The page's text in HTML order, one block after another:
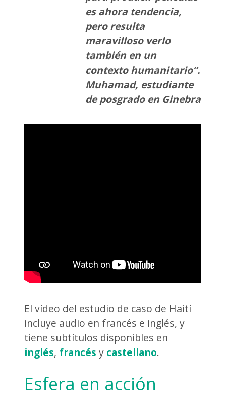
es ahora tendencia,
pero resulta
maravilloso verlo
también en un
contexto humanitario”.
Muhamad, estudiante
de posgrado en Ginebra
El vídeo del estudio de caso de Haití
incluye audio en francés e inglés, y
tiene subtítulos disponibles en
inglés, francés y castellano.
Esfera en acción